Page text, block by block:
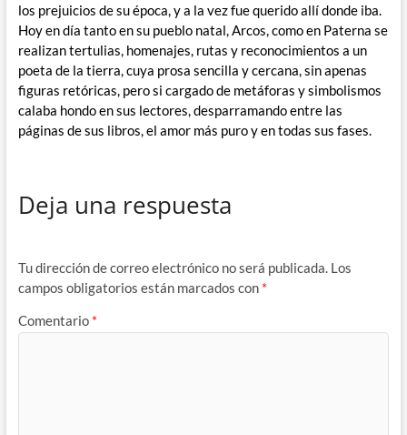
los prejuicios de su época, y a la vez fue querido allí donde iba.
Hoy en día tanto en su pueblo natal, Arcos, como en Paterna se
realizan tertulias, homenajes, rutas y reconocimientos a un
poeta de la tierra, cuya prosa sencilla y cercana, sin apenas
figuras retóricas, pero si cargado de metáforas y simbolismos
calaba hondo en sus lectores, desparramando entre las
páginas de sus libros, el amor más puro y en todas sus fases.
Deja una respuesta
Tu dirección de correo electrónico no será publicada. Los
campos obligatorios están marcados con *
Comentario *